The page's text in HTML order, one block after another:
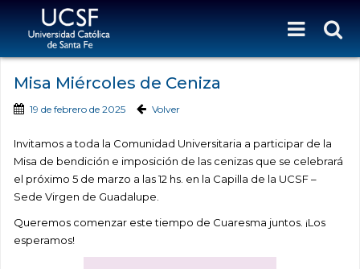
Misa Miércoles de Ceniza
19 de febrero de 2025 Volver
Invitamos a toda la Comunidad Universitaria a participar de la
Misa de bendición e imposición de las cenizas que se celebrará
el próximo 5 de marzo a las 12 hs. en la Capilla de la UCSF –
Sede Virgen de Guadalupe.
Queremos comenzar este tiempo de Cuaresma juntos. ¡Los
esperamos!